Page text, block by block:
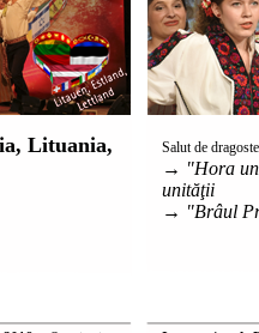
Lituania,
Salut de
→ "Hora
unităţii
→ "Brâul